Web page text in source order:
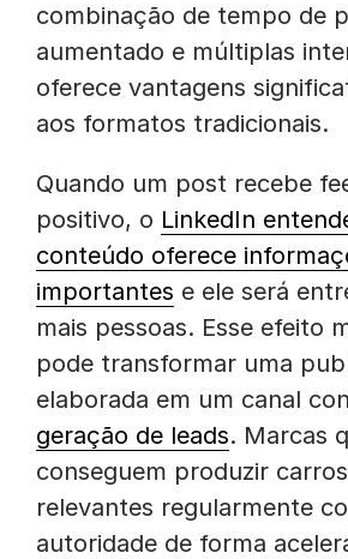
combinação de tempo de
aumentado e múltiplas
oferece vantagens
aos formatos tradicionais.
Quando um post recebe
positivo, o LinkedIn
conteúdo oferece
importantes e ele será
mais pessoas. Esse efeito
pode transformar uma
elaborada em um canal
geração de leads. Marcas
conseguem produzir
relevantes regularmente
autoridade de forma